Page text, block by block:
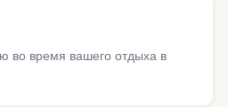
во время вашего отдыха в